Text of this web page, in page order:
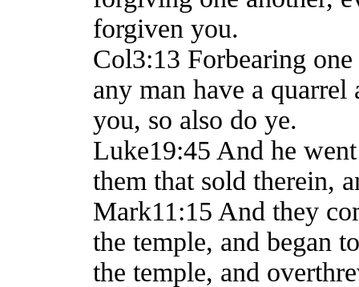
forgiven you.
Col3:13 Forbearing
any man have a
you, so also do ye.
Luke19:45 And he
them that sold therein,
Mark11:15 And they
the temple, and began
the temple, and